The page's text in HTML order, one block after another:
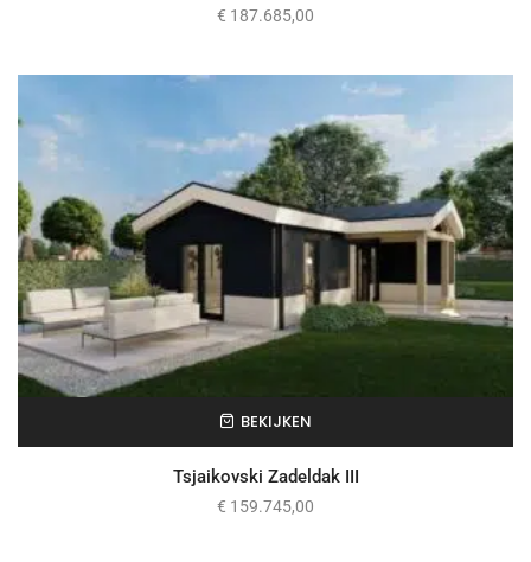
€ 187.685,00
BEKIJKEN
Tsjaikovski Zadeldak III
€ 159.745,00